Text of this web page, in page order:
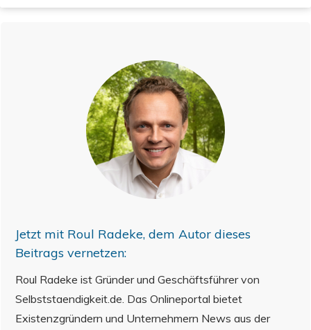
Jetzt mit Roul Radeke, dem Autor dieses
Beitrags vernetzen:
Roul Radeke ist Gründer und Geschäftsführer von
Selbststaendigkeit.de. Das Onlineportal bietet
Existenzgründern und Unternehmern News aus der